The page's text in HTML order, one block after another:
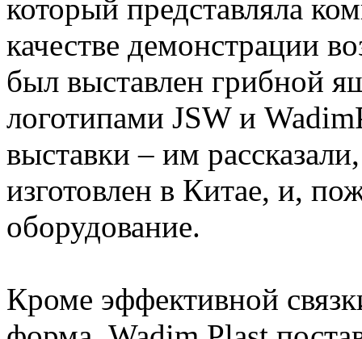
который представляла
качестве демонстрации
был выставлен грибной
логотипами JSW и
выставки – им
изготовлен в Китае, и,
оборудование.
Кроме эффективной